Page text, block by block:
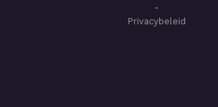
-
Privacybeleid